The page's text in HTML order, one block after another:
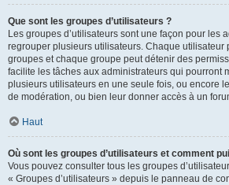
Que sont les groupes d’utilisateurs ?
Les groupes d’utilisateurs sont une façon pour les
regrouper plusieurs utilisateurs. Chaque utilisateur
groupes et chaque groupe peut détenir des
facilite les tâches aux administrateurs qui pourront
plusieurs utilisateurs en une seule fois, ou encore
de modération, ou bien leur donner accès à un
Haut
Où sont les groupes d’utilisateurs et comment
Vous pouvez consulter tous les groupes
« Groupes d’utilisateurs » depuis le panneau de